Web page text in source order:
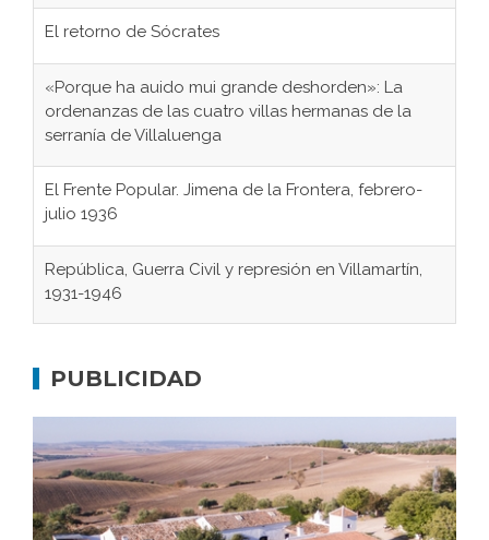
El retorno de Sócrates
«Porque ha auido mui grande deshorden»: La
ordenanzas de las cuatro villas hermanas de la
serranía de Villaluenga
El Frente Popular. Jimena de la Frontera, febrero-
julio 1936
República, Guerra Civil y represión en Villamartín,
1931-1946
concentración nazis
Bornos
El Frente Popular. Ubrique, febrero-julio 1936
PUBLICIDAD